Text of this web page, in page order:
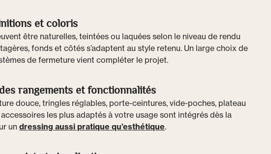
et coloris
être naturelles, teintées ou laquées selon le niveau de rendu
fonds et côtés s’adaptent au style retenu. Un large choix de
de fermeture vient compléter le projet.
rangements et fonctionnalités
douce, tringles réglables, porte-ceintures, vide-poches, plateau
les plus adaptés à votre usage sont intégrés dès la
undressing aussi pratique qu’esthétique.